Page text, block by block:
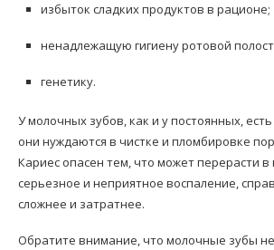
избыток сладких продуктов в рационе;
ненадлежащую гигиену ротовой
генетику.
У молочных зубов, как и у постоянных,
они нуждаются в чистке и пломбировке
Кариес опасен тем, что может перерасти
серьезное и неприятное воспаление,
сложнее и затратнее.
Обратите внимание, что молочные зубы